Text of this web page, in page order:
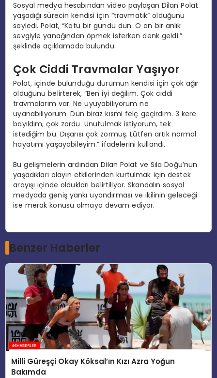
Sosyal medya hesabından video paylaşan Dilan Polat
yaşadığı sürecin kendisi için “travmatik” olduğunu
söyledi. Polat, “Kötü bir gündü dün. O an bir anlık
sevgiyle yanağından öpmek isterken denk geldi.”
şeklinde açıklamada bulundu.
Çok Ciddi Travmalar Yaşıyor
Polat, içinde bulunduğu durumun kendisi için çok ağır
olduğunu belirterek, “Ben iyi değilim. Çok ciddi
travmalarım var. Ne uyuyabiliyorum ne
uyanabiliyorum. Dün biraz kısmi felç geçirdim. 3 kere
bayıldım, çok zordu. Unutulmak istiyorum, tek
istediğim bu. Dışarısı çok zormuş. Lütfen artık normal
hayatımı yaşayabileyim.” ifadelerini kullandı.
Bu gelişmelerin ardından Dilan Polat ve Sıla Doğu’nun
yaşadıkları olayın etkilerinden kurtulmak için destek
arayışı içinde oldukları belirtiliyor. Skandalın sosyal
medyada geniş yankı uyandırması ve ikilinin geleceği
ise merak konusu olmaya devam ediyor.
Benzer Haberler
Milli Güreşçi Okay Köksal’ın Kızı Azra Yoğun
Bakımda